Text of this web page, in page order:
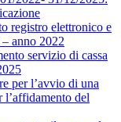
registro elettronico e
anno 2022
servizio di cassa
per l’avvio di una
l’affidamento del